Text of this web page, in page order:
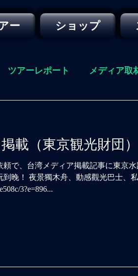
ー ショップ
ツアーレポート メディア取
載（東京観光財団）
で、台湾メディア掲載記事に東京
晚！ 夜景獨木舟、動感觀光巴士、
3?e=896...